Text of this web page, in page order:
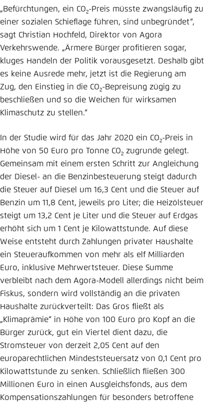
„Befürchtungen, ein CO2-Preis müsste zwangsläufig zu
einer sozialen Schieflage führen, sind unbegründet“,
sagt Christian Hochfeld, Direktor von Agora
Verkehrswende. „Ärmere Bürger profitieren sogar,
kluges Handeln der Politik vorausgesetzt. Deshalb gibt
es keine Ausrede mehr, jetzt ist die Regierung am
Zug, den Einstieg in die CO2-Bepreisung zügig zu
beschließen und so die Weichen für wirksamen
Klimaschutz zu stellen.“
In der Studie wird für das Jahr 2020 ein CO2-Preis in
Höhe von 50 Euro pro Tonne CO2 zugrunde gelegt.
Gemeinsam mit einem ersten Schritt zur Angleichung
der Diesel- an die Benzinbesteuerung steigt dadurch
die Steuer auf Diesel um 16,3 Cent und die Steuer auf
Benzin um 11,8 Cent, jeweils pro Liter; die Heizölsteuer
steigt um 13,2 Cent je Liter und die Steuer auf Erdgas
erhöht sich um 1 Cent je Kilowattstunde. Auf diese
Weise entsteht durch Zahlungen privater Haushalte
ein Steueraufkommen von mehr als elf Milliarden
Euro, inklusive Mehrwertsteuer. Diese Summe
verbleibt nach dem Agora-Modell allerdings nicht beim
Fiskus, sondern wird vollständig an die privaten
Haushalte zurückverteilt: Das Gros fließt als
„Klimaprämie“ in Höhe von 100 Euro pro Kopf an die
Bürger zurück, gut ein Viertel dient dazu, die
Stromsteuer von derzeit 2,05 Cent auf den
europarechtlichen Mindeststeuersatz von 0,1 Cent pro
Kilowattstunde zu senken. Schließlich fließen 300
Millionen Euro in einen Ausgleichsfonds, aus dem
Kompensationszahlungen für besonders betroffene